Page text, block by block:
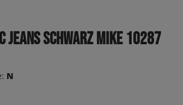
Jeans Schwarz MIKE 10287
N